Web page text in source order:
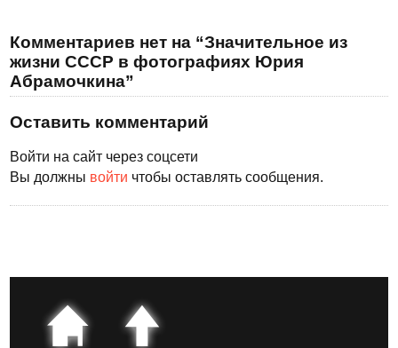
Комментариев нет на “Значительное из
жизни СССР в фотографиях Юрия
Абрамочкина”
Оставить комментарий
Войти на сайт через соцсети
Вы должны войти чтобы оставлять сообщения.